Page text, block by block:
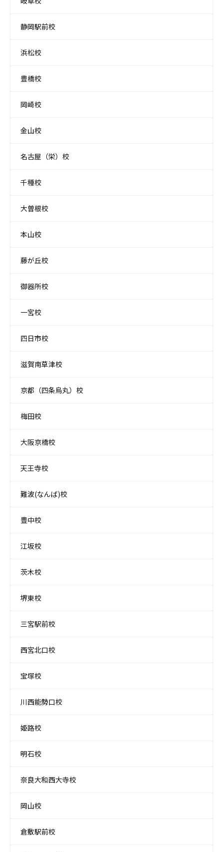
静岡駅前校
浜松校
豊橋校
岡崎校
金山校
名古屋（栄）校
千種校
大曽根校
本山校
藤が丘校
御器所校
一宮校
四日市校
滋賀南草津校
京都（四条烏丸）校
梅田校
大阪京橋校
天王寺校
難波(なんば)校
豊中校
江坂校
茨木校
堺東校
三宮駅前校
西宮北口校
宝塚校
川西能勢口校
姫路校
明石校
奈良大和西大寺校
岡山校
倉敷駅前校